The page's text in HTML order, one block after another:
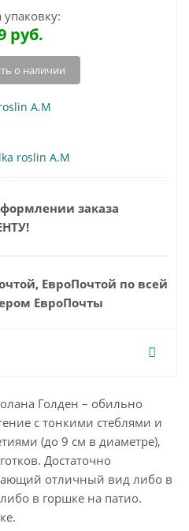
упаковку:
руб.
о наличии
A.M
roslin A.M
заказа
ЕвроПочтой по всей
ЕвроПочты
Голден – обильно
с тонкими стеблями и
(до 9 см в диаметре),
Достаточно
отличный вид либо в
в горшке на патио.